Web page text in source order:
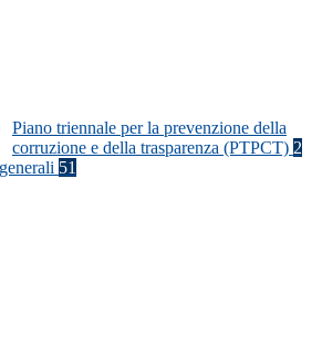
Piano triennale per la prevenzione della
corruzione e della trasparenza (PTPCT) 2
51